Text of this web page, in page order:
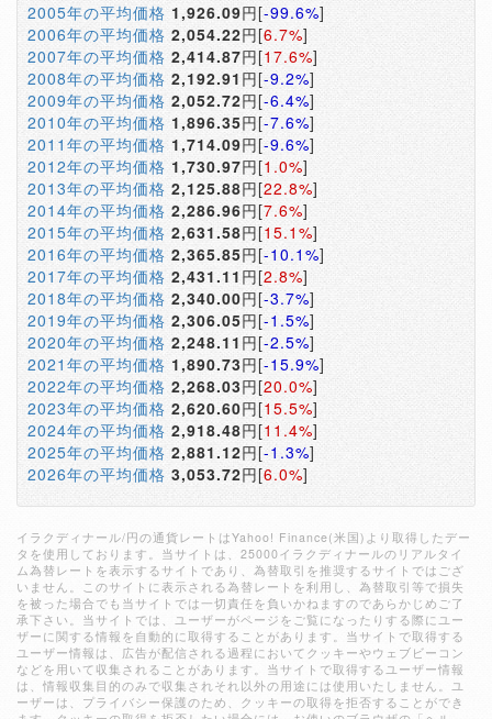
2005年の平均価格 1,926.09円[-99.6%]
2006年の平均価格 2,054.22円[6.7%]
2007年の平均価格 2,414.87円[17.6%]
2008年の平均価格 2,192.91 円[-9.2%]
2009年の平均価格 2,052.72円[-6.4%]
2010年の平均価格 1,896.35円[-7.6%]
2011年の平均価格 1,714.09円[-9.6%]
2012年の平均価格 1,730.97円[1.0%]
2013年の平均価格 2,125.88円[22.8%]
2014年の平均価格 2,286.96円[7.6%]
2015年の平均価格 2,631.58円[15.1%]
2016年の平均価格 2,365.85円[-10.1%]
2017年の平均価格 2,431.11 円[2.8%]
2018年の平均価格 2,340.00円[-3.7%]
2019年の平均価格 2,306.05円[-1.5%]
2020年の平均価格 2,248.11 円[-2.5%]
2021年の平均価格 1,890.73円[-15.9%]
2022年の平均価格 2,268.03円[20.0%]
2023年の平均価格 2,620.60円[15.5%]
2024年の平均価格 2,918.48円[11.4%]
2025年の平均価格 2,881.12円[-1.3%]
2026年の平均価格 3,053.72円[6.0%]
イラクディナール/円の通貨レートはYahoo! Finance(米国)より取得したデー
タを使用しております。当サイトは、25000イラクディナールのリアルタイ
ム為替レートを表示するサイトであり、為替取引を推奨するサイトではござ
いません。このサイトに表示される為替レートを利用し、為替取引等で損失
を被った場合でも当サイトでは一切責任を負いかねますのであらかじめご了
承下さい。当サイトでは、ユーザーがページをご覧になったりする際にユー
ザーに関する情報を自動的に取得することがあります。当サイトで取得する
ユーザー情報は、広告が配信される過程においてクッキーやウェブビーコン
などを用いて収集されることがあります。当サイトで取得するユーザー情報
は、情報収集目的のみで収集されそれ以外の用途には使用いたしません。ユ
ーザーは、プライバシー保護のため、クッキーの取得を拒否することができ